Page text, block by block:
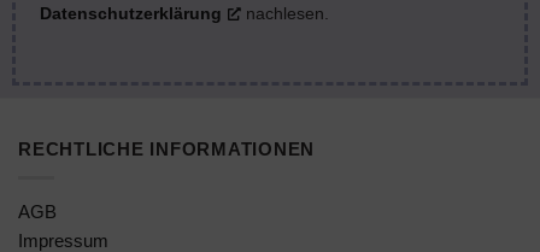
Datenschutzerklärung
nachlesen.
RECHTLICHE INFORMATIONEN
AGB
Impressum